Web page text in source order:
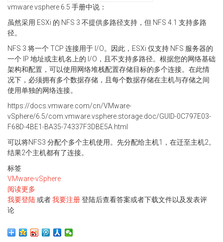
vmware vsphere 6.5 手册中说：
虽然采用 ESXi 的 NFS 3 不提供多路径支持，但 NFS 4.1 支持多路
径。
NFS 3 将一个 TCP 连接用于 I/O。因此，ESXi 仅支持 NFS 服务器的
一个 IP 地址或主机名上的 I/O，且不支持多路径。根据您的网络基础
架构和配置，可以使用网络堆栈配置存储目标的多个连接。在此情
况下，必须拥有多个数据存储，且每个数据存储在主机与存储之间
使用单独的网络连接。
https://docs.vmware.com/cn/VMware-
vSphere/6.5/com.vmware.vsphere.storage.doc/GUID-0C797E03-
F68D-4BE1-BA35-74337F3DBE5A.html
可以将NFS3 分配个多个主机使用。先分配给主机1，在迁至主机2。
结果2个主机都有了连接。
标签
VMware-vSphere
阅读更多
于
路
我要登陆或者我要注册登陆后查看答案或者下载文件以及发表评
论